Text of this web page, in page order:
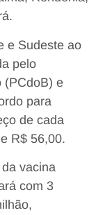
e Sudeste ao
pelo
(PCdoB) e
para
de cada
R$ 56,00.
vacina
com 3